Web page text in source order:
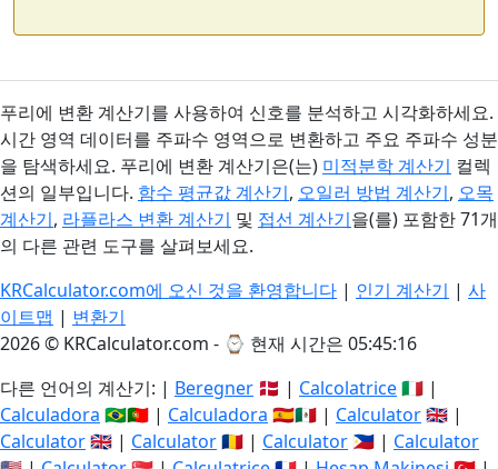
푸리에 변환 계산기를 사용하여 신호를 분석하고 시각화하세요.
시간 영역 데이터를 주파수 영역으로 변환하고 주요 주파수 성분
을 탐색하세요. 푸리에 변환 계산기은(는) 미적분학 계산기 컬렉
션의 일부입니다. 함수 평균값 계산기, 오일러 방법 계산기, 오목
계산기, 라플라스 변환 계산기 및 접선 계산기을(를) 포함한 71개
의 다른 관련 도구를 살펴보세요.
KRCalculator.com에 오신 것을 환영합니다 | 인기 계산기 | 사
이트맵 | 변환기
2026 © KRCalculator.com - ⌚ 현재 시간은 05:45:17
다른 언어의 계산기: | Beregner 🇩🇰 | Calcolatrice🇮🇹 |
Calculadora 🇧🇷🇵🇹 | Calculadora 🇪🇸🇲🇽 | Calculator🇬🇧 |
Calculator🇬🇧 | Calculator🇷🇴 | Calculator 🇵🇭 | Calculator